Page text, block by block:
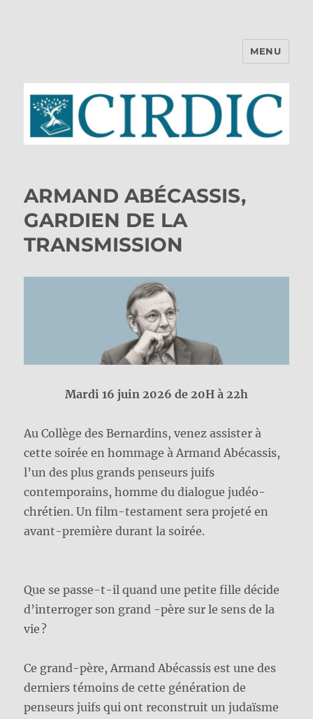
MENU
ARMAND ABÉCASSIS,
GARDIEN DE LA
TRANSMISSION
Mardi 16 juin 2026 de 20H à 22h
Au Collège des Bernardins, venez assister à
cette soirée en hommage à Armand Abécassis,
l’un des plus grands penseurs juifs
contemporains, homme du dialogue judéo-
chrétien. Un film-testament sera projeté en
avant-première durant la soirée.
Que se passe-t-il quand une petite fille décide
d’interroger son grand -père sur le sens de la
vie ?
Ce grand-père, Armand Abécassis est une des
derniers témoins de cette génération de
penseurs juifs qui ont reconstruit un judaïsme